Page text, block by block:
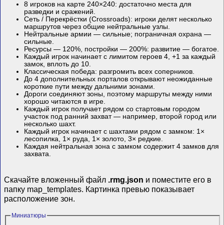
8 игроков на карте 240×240: достаточно места для
разведки и сражений.
Сеть / Перекрёстки (Crossroads): игроки делят несколько
маршрутов через общие нейтральные узлы.
Нейтральные армии — сильные; пограничная охрана —
сильные.
Ресурсы — 120%, постройки — 200%: развитие — богатое.
Каждый игрок начинает с лимитом героев 4, +1 за каждый
замок, вплоть до 10.
Классическая победа: разгромить всех соперников.
До 4 дополнительных порталов открывают неожиданные
короткие пути между дальними зонами.
Дороги соединяют зоны, поэтому маршруты между ними
хорошо читаются в игре.
Каждый игрок получает рядом со стартовым городом
участок под ранний захват — например, второй город или
несколько шахт.
Каждый игрок начинает с шахтами рядом с замком: 1×
лесопилка, 1× руда, 1× золото, 3× редкие.
Каждая нейтральная зона с замком содержит 4 замков для
захвата.
Скачайте вложенный файл .rmg.json и поместите его в
папку map_templates. Картинка превью показывает
расположение зон.
Миниатюры